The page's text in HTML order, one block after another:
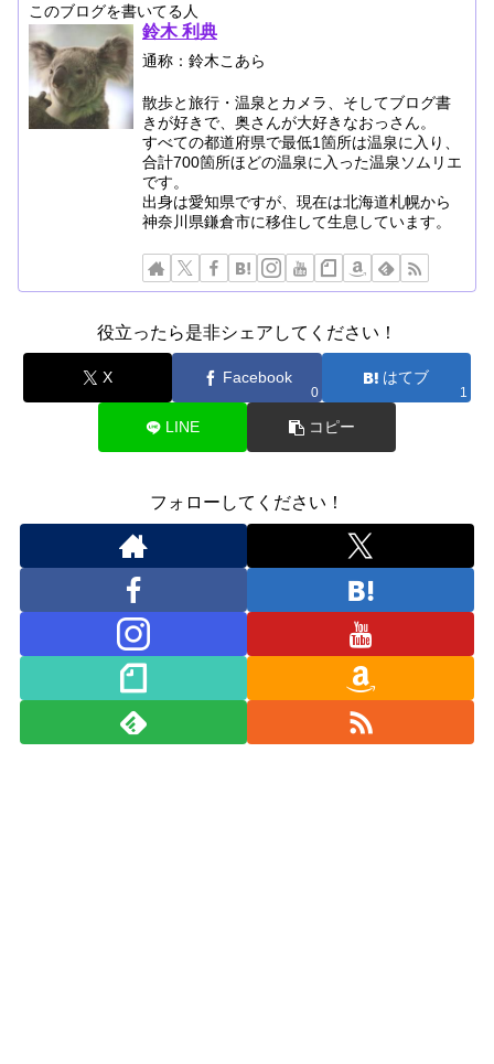
このブログを書いてる人
鈴木 利典
通称：鈴木こあら
散歩と旅行・温泉とカメラ、そしてブログ書
きが好きで、奥さんが大好きなおっさん。
すべての都道府県で最低1箇所は温泉に入り、
合計700箇所ほどの温泉に入った温泉ソムリエ
です。
出身は愛知県ですが、現在は北海道札幌から
神奈川県鎌倉市に移住して生息しています。
役立ったら是非シェアしてください！
X Facebook
0
はてブ
1
LINE コピー
フォローしてください！